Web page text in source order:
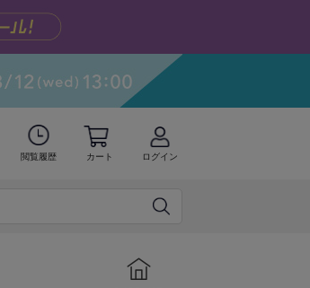
閲覧履歴 カート ログイン